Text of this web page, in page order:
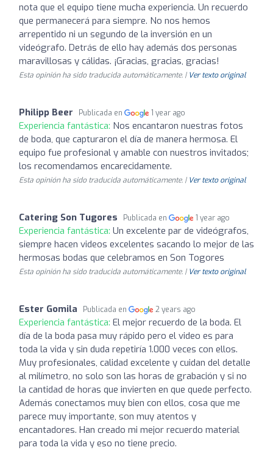
nota que el equipo tiene mucha experiencia. Un recuerdo
que permanecerá para siempre. No nos hemos
arrepentido ni un segundo de la inversión en un
videógrafo. Detrás de ello hay además dos personas
maravillosas y cálidas. ¡Gracias, gracias, gracias!
Esta opinión ha sido traducida automáticamente. | Ver texto original
Philipp Beer Publicada en 1 year ago
Experiencia fantástica: Nos encantaron nuestras fotos
de boda, que capturaron el día de manera hermosa. El
equipo fue profesional y amable con nuestros invitados;
los recomendamos encarecidamente.
Esta opinión ha sido traducida automáticamente. | Ver texto original
Catering Son Tugores Publicada en 1 year ago
Experiencia fantástica: Un excelente par de videógrafos,
siempre hacen videos excelentes sacando lo mejor de las
hermosas bodas que celebramos en Son Togores
Esta opinión ha sido traducida automáticamente. | Ver texto original
Ester Gomila Publicada en 2 years ago
Experiencia fantástica: El mejor recuerdo de la boda. El
día de la boda pasa muy rápido pero el video es para
toda la vida y sin duda repetiría 1.000 veces con ellos.
Muy profesionales, calidad excelente y cuidan del detalle
al milímetro, no solo son las horas de grabación y si no
la cantidad de horas que invierten en que quede perfecto.
Además conectamos muy bien con ellos, cosa que me
parece muy importante, son muy atentos y
encantadores. Han creado mi mejor recuerdo material
para toda la vida y eso no tiene precio.